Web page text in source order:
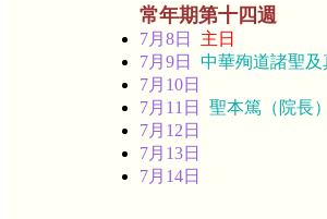
常年期第十四週
7月8日
主日
7月9日 中華殉道諸聖及
7月10日
7月11日 聖本篤（院長）
7月12日
7月13日
7月14日